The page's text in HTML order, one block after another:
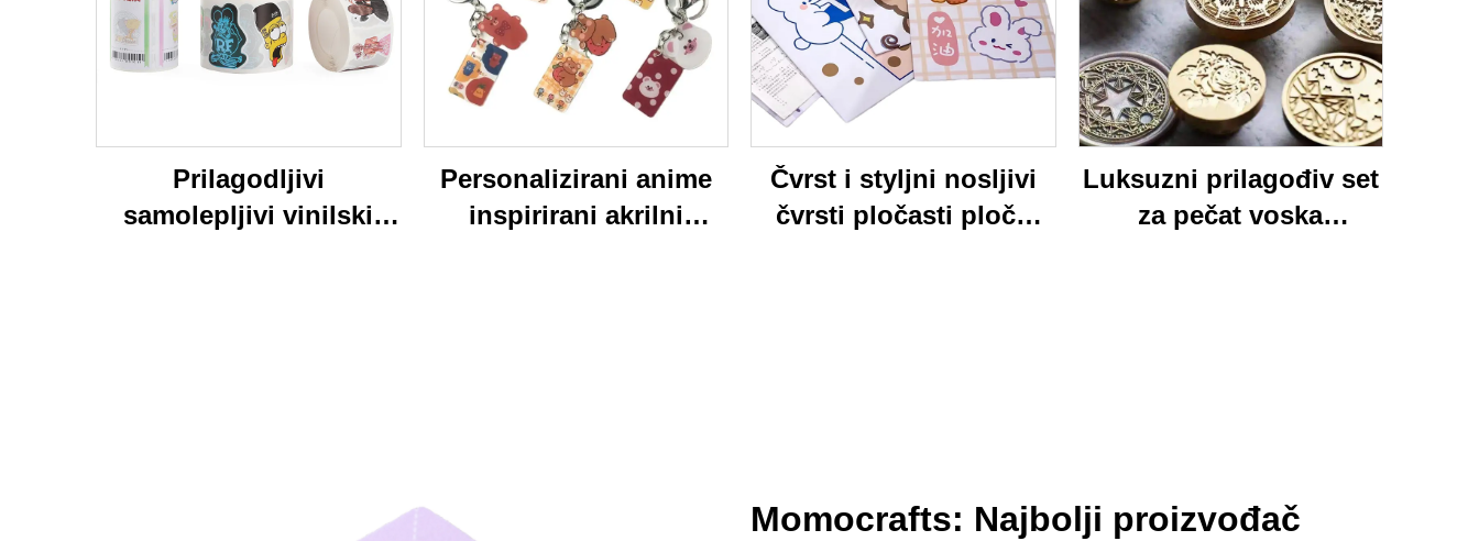
Prilagodljivi
samolepljivi vinilski
Personalizirani anime
inspirirani akrilni
Čvrst i styljni nosljivi
čvrsti pločasti ploča
Luksuzni prilagođiv set
za pečat voska
Momocrafts: Najbolji proizvođač